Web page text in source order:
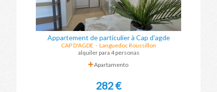
Appartement de particulier à Cap d'agde
CAP D'AGDE - Languedoc Roussillon
alquiler para 4 personas
Apartamento
282 €